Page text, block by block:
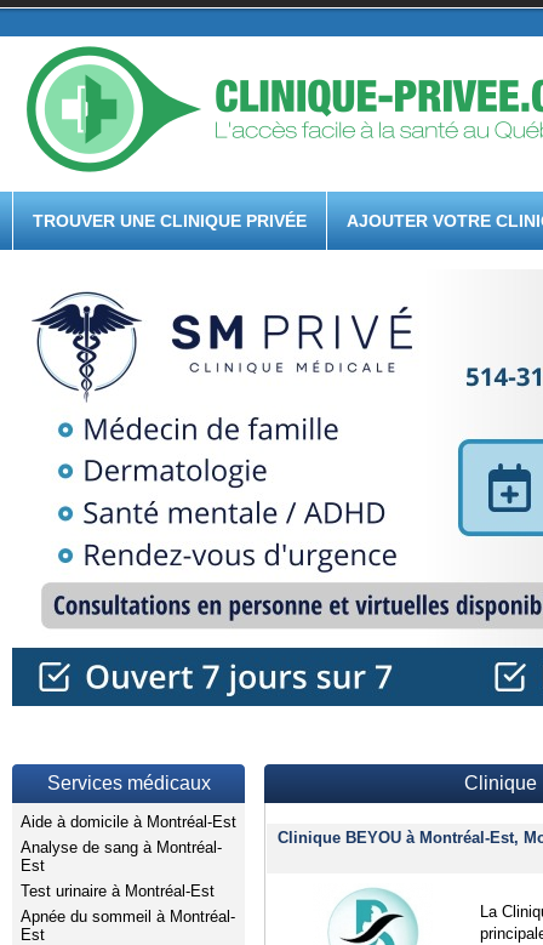
TROUVER UNE CLINIQUE PRIVÉE AJOUTER VOTRE
Services médicaux
Aide à domicile à Montréal-Est
Analyse de sang à Montréal-
Est
Test urinaire à Montréal-Est
Apnée du sommeil à Montréal-
Est
Clinique
Clinique BEYOU à Montréal-Est,
La